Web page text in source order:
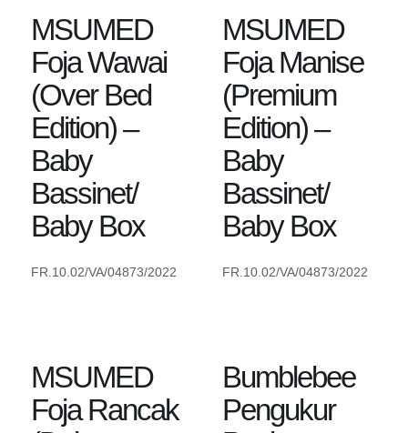
MSUMED
Foja Wawai
(Over Bed
Edition) –
Baby
Bassinet/
Baby Box
FR.10.02/VA/04873/2022
MSUMED
Foja Manise
(Premium
Edition) –
Baby
Bassinet/
Baby Box
FR.10.02/VA/04873/2022
MSUMED
Foja Rancak
Bumblebee
Pengukur